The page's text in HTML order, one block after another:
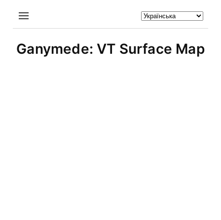
Ganymede: VT Surface Map